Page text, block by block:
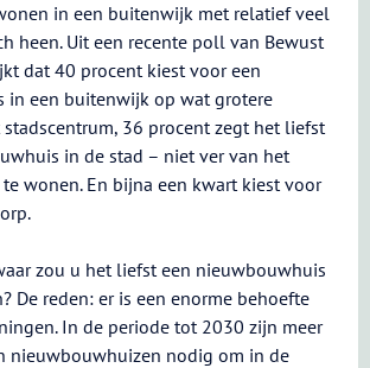
in een buitenwijk met relatief veel
heen. Uit een recente poll van Bewust
dat 40 procent kiest voor een
in een buitenwijk op wat grotere
36 procent zegt het liefst
in de stad – niet ver van het
wonen. En bijna een kwart kiest voor
zou u het liefst een nieuwbouwhuis
De reden: er is een enorme behoefte
In de periode tot 2030 zijn meer
nieuwbouwhuizen nodig om in de